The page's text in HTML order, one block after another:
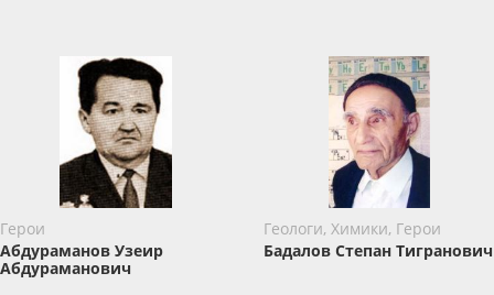
Герои
Абдураманов Узеир
Абдураманович
Геологи, Химики, Герои
Бадалов Степан Тигранович